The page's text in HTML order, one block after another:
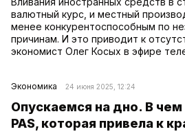
валютный курс, и местный
менее конкурентоспособным по
причинам. И это приводит к
экономист Олег Косых в эфире
Экономика 24 июня 2025, 12:24
Опускаемся на дно. В чем
PAS, которая привела к